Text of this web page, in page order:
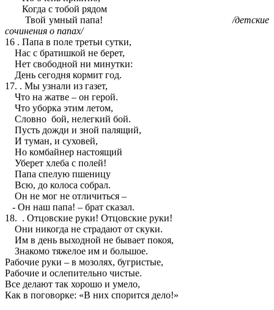
Когда с тобой рядом
Твой умный папа! /детские
сочинения о папах/
16 . Папа в поле третьи сутки,
Нас с братишкой не берет,
Нет свободной ни минутки:
День сегодня кормит год.
17. . Мы узнали из газет,
Что на жатве – он герой.
Что уборка этим летом,
Словно бой, нелегкий бой.
Пусть дожди и зной палящий,
И туман, и суховей,
Но комбайнер настоящий
Уберет хлеба с полей!
Папа спелую пшеницу
Всю, до колоса собрал.
Он не мог не отличиться –
- Он наш папа! – брат сказал.
18. . Отцовские руки! Отцовские руки!
Они никогда не страдают от скуки.
Им в день выходной не бывает покоя,
Знакомо тяжелое им и большое.
Рабочие руки – в мозолях, бугристые,
Рабочие и ослепительно чистые.
Все делают так хорошо и умело,
Как в поговорке: «В них спорится дело!»